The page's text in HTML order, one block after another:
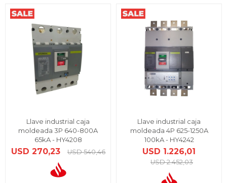
Llave industrial caja
moldeada 3P 640-800A
65kA - HY4208
USD 270,23 USD 540,46
Llave industrial caja
moldeada 4P 625-1250A
100kA - HY4242
USD 1.226,01
USD 2.452,03